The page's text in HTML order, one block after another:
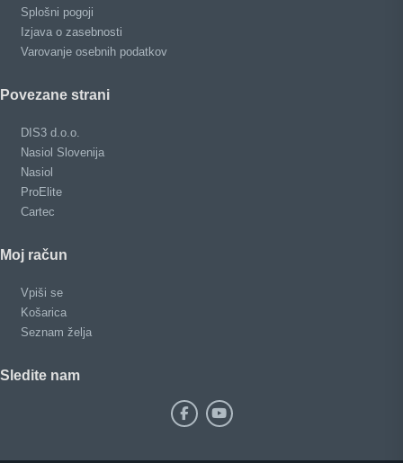
Splošni pogoji
Izjava o zasebnosti
Varovanje osebnih podatkov
Povezane strani
DIS3 d.o.o.
Nasiol Slovenija
Nasiol
ProElite
Cartec
Moj račun
Vpiši se
Košarica
Seznam želja
Sledite nam